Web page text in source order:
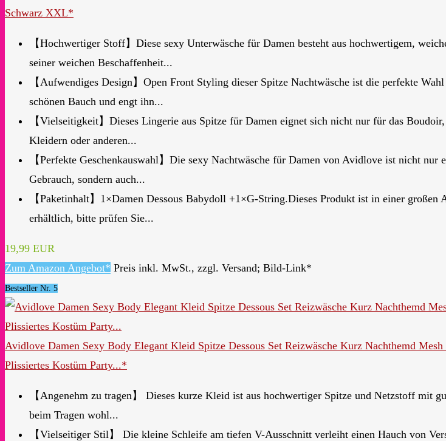
Schwarz XXL*
【Hochwertiger Stoff】Diese sexy Unterwäsche für Damen besteht aus hochwertigem,
seiner weichen Beschaffenheit...
【Aufwendiges Design】Open Front Styling dieser Spitze Nachtwäsche ist die perfekte
schönen Bauch und engt ihn...
【Vielseitigkeit】Dieses Lingerie aus Spitze für Damen eignet sich nicht nur für das
Kleidern oder anderen...
【Perfekte Geschenkauswahl】Die sexy Nachtwäsche für Damen von Avidlove ist nicht
Gebrauch, sondern auch...
【Paketinhalt】1×Damen Dessous Babydoll +1×G-String.Dieses Produkt ist in einer großen
erhältlich, bitte prüfen Sie...
19,99 EUR
Zum Amazon Angebot* Preis inkl. MwSt., zzgl. Versand; Bild-Link*
Bestseller Nr. 5
Avidlove Damen Sexy Body Elegant Kleid Spitze Dessous Set Reizwäsche Kurz Nachthemd
Plissiertes Kostüm Party...*
【Angenehm zu tragen】 Dieses kurze Kleid ist aus hochwertiger Spitze und Netzstoff mit
beim Tragen wohl...
【Vielseitiger Stil】 Die kleine Schleife am tiefen V-Ausschnitt verleiht einen Hauch von